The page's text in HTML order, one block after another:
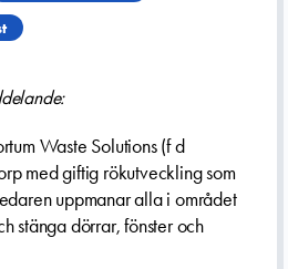
Waste Solutions (f d
med giftig rökutveckling som
uppmanar alla i området
stänga dörrar, fönster och